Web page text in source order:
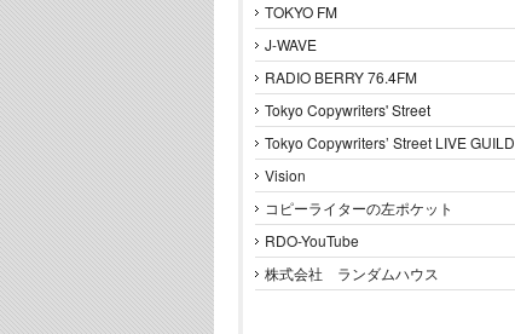
TOKYO FM
J-WAVE
RADIO BERRY 76.4FM
Tokyo Copywriters' Street
Tokyo Copywriters’ Street LIVE GUILD
Vision
コピーライターの左ポケット
RDO-YouTube
株式会社 ランダムハウス